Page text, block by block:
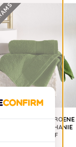
WITTE LIETAER GROENE
STEPHANIE
CACTUS, VANAF
€15,80 €7,90